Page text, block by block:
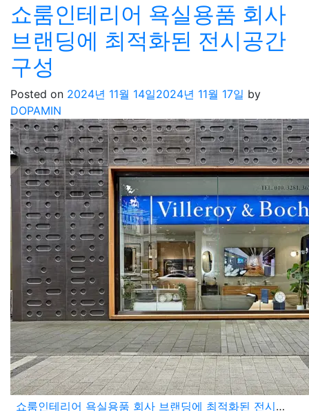
쇼룸인테리어 욕실용품 회사
브랜딩에 최적화된 전시공간
구성
Posted on 2024년 11월 14일2024년 11월 17일 by
DOPAMIN
쇼룸인테리어 욕실용품 회사 브랜딩에 최적화된 전시공간 구성